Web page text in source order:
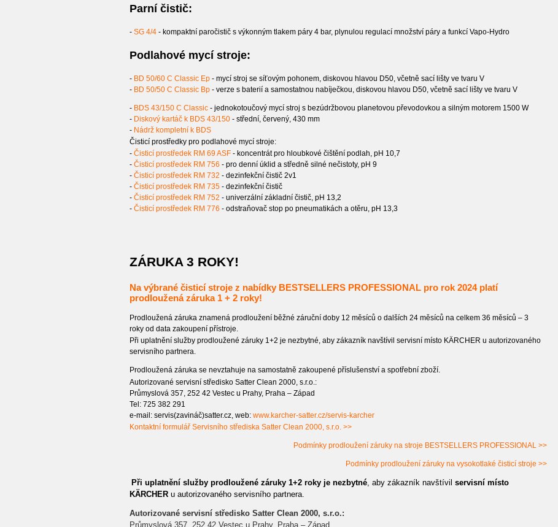
Parní čistič:
- SG 4/4- kompaktní paročistič s výkonným tlakem páry 4 bar, plynulou regulací množství páry a funkcí Vapo-Hydro
Podlahové mycí stroje:
- BD 50/60 C Classic Ep- mycí stroj se síťovým pohonem, diskovou hlavou D50, včetně sací lišty ve tvaru V
- BD 50/50 C Classic Bp- verze s baterií a samostatnou nabíječkou, diskovou hlavou D50, včetně sací lišty ve tvaru V
- BDS 43/150 C Classic- jednokotoučový mycí stroj s bezúdržbovou planetovou převodovkou a silným motorem 1500 W
- Diskový kartáč k BDS 43/150- střední, červený, 430 mm
- Nádrž kompletní k BDS
Čisticí prostředky pro podlahové mycí stroje:
- Čisticí prostředek RM 69 ASF- koncentrát pro hloubkové čištění podlah, pH 10,7
- Čisticí prostředek RM 756 - pro denní úklid a středně silné nečistoty, pH 9
- Čisticí prostředek RM 732 - dezinfekční čistič 2v1
- Čisticí prostředek RM 735- dezinfekční čistič
- Čisticí prostředek RM 752 - univerzální základní čistič, pH 13,2
- Čisticí prostředek RM 776 - odstraňovač stop po pneumatikách a otěru, pH 13,3
ZÁRUKA 3 ROKY!
Na výbrané čisticí stroje z nabídky BESTSELLERS PROFESSIONAL pro rok 2024 platí
prodloužená záruka 1 + 2 roky!
Prodloužená záruka znamená prodloužení běžné záruční doby 12 měsíců o dalších 24 měsíců na celkem 36 měsíců – 3
roky od data zakoupení přístroje.
Při uplatnění služby prodloužené záruky 1+2 je nezbytné, aby zákazník navštívil servisní místo KÄRCHER u autorizovaného
servisního partnera.
Prodloužená záruka se nevztahuje na samostatně zakoupené příslušenství a spotřební zboží.
Autorizované servisní středisko Satter Clean 2000, s.r.o.:
Průmyslová 357, 252 42 Vestec u Prahy, Praha – Západ
Tel: 725 382 291
e-mail: servis(zavináč)satter.cz, web: www.karcher-satter.cz/servis-karcher
Kontaktní formulář Servisního střediska Satter Clean 2000, s.r.o. >>
Podmínky prodloužení záruky na stroje BESTSELLERS PROFESSIONAL >>
Podmínky prodloužení záruky na vysokotlaké čisticí stroje >>
Při uplatnění služby prodloužené záruky 1+2 roky je nezbytné, aby zákazník navštívil servisní místo
KÄRCHERu autorizovaného servisního partnera.
Autorizované servisní středisko Satter Clean 2000, s.r.o.:
Průmyslová 357, 252 42 Vestec u Prahy, Praha – Západ